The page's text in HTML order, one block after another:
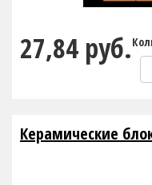
27,84 руб.
Керамические